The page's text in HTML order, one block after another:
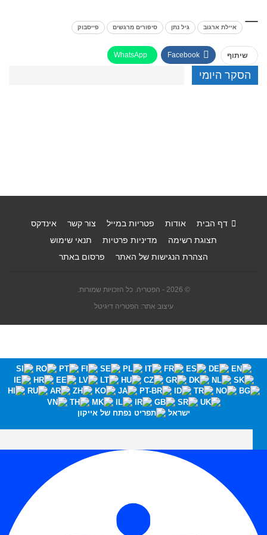
איילת ארגוב גיל נתן סיפורים מרגשים פייסבוק
שיתוף Facebook
WhatsApp
הסקר היומי
דף הבית אודות פטריות במייל צור קשר
אינדקס
תצוגת רשימה
מדיניות פרטיות
תנאי שימוש
הצהרת הנגישות של האתר
פרסום באתר
© 2026 - הפטריה. כל הזכויות שמורות.
עיצוב אתר: הפטריה דיגיטל
ישראל